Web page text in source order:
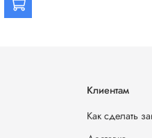
Клиентам
Как сделать